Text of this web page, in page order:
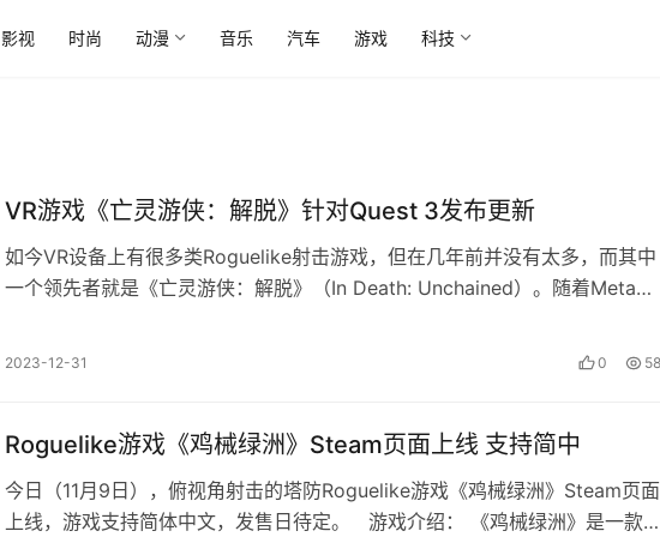
影视 时尚 动漫 音乐 汽车 游戏 科技
VR游戏《亡灵游侠：解脱》针对Quest 3发布更新
如今VR设备上有很多类Roguelike射击游戏，但在几年前并没有太多，而其中
一个领先者就是《亡灵游侠：解脱》（In Death: Unchained）。随着Meta
2023-12-31 0
Roguelike游戏《鸡械绿洲》Steam页面上线 支持简中
今日（11月9日），俯视角射击的塔防Roguelike游戏《鸡械绿洲》Steam页面
上线，游戏支持简体中文，发售日待定。 游戏介绍： 《鸡械绿洲》是一款融